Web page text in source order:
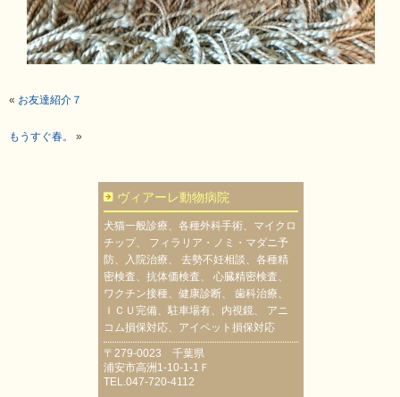
« お友達紹介７
もうすぐ春。 »
ヴィアーレ動物病院
犬猫一般診療、各種外科手術、マイクロ
チップ、 フィラリア・ノミ・マダニ予
防、入院治療、 去勢不妊相談、各種精
密検査、抗体価検査、 心臓精密検査、
ワクチン接種、健康診断、 歯科治療、
ＩＣＵ完備、駐車場有、内視鏡、 アニ
コム損保対応、アイペット損保対応
〒279-0023 千葉県
浦安市高洲1-10-1-1Ｆ
TEL.047-720-4112